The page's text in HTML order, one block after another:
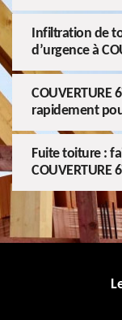
Infiltration de
d’urgence à
COUVERTURE
rapidement
Fuite toiture :
COUVERTURE